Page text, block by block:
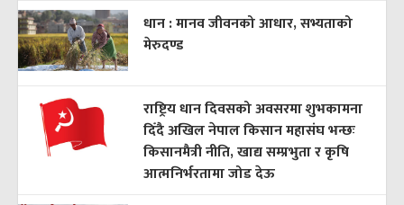
धान : मानव जीवनको आधार, सभ्यताको
मेरुदण्ड
राष्ट्रिय धान दिवसको अवसरमा शुभकामना
दिँदै अखिल नेपाल किसान महासंघ भन्छः
किसानमैत्री नीति, खाद्य सम्प्रभुता र कृषि
आत्मनिर्भरतामा जोड देऊ